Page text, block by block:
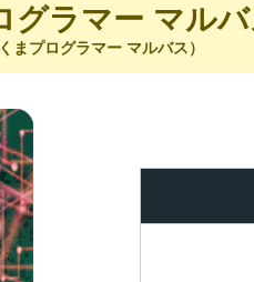
グラマー マルバ
くまプログラマー マルバス）